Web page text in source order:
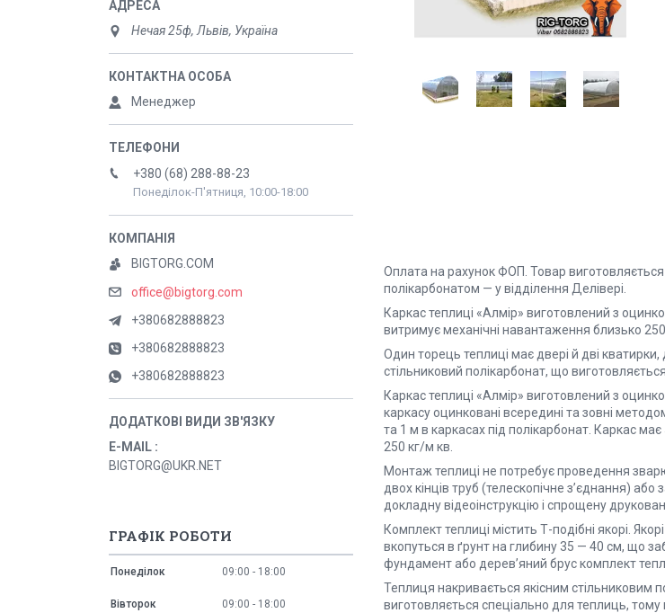
Оплата на рахунок ФОП. Товар
полікарбонатом — у відділення Делівері.
Каркас теплиці «Алмір» виготовлений з
витримує механічні навантаження близько 250
Один торець теплиці має двері й дві
стільниковий полікарбонат, що
Каркас теплиці «Алмір» виготовлений з
каркасу оцинковані всередині та зовні
та 1 м в каркасах під полікарбонат. Каркас
250 кг/м кв.
Монтаж теплиці не потребує проведення
двох кінців труб (телескопічне з’єднання)
докладну відеоінструкцію і спрощену
Комплект теплиці містить Т-подібні якорі.
вкопуться в ґрунт на глибину 35 — 40 см, що
фундамент або дерев’яний брус комплект
Теплиця накривається якісним стільниковим
виготовляється спеціально для теплиць,
Нечая 25ф, Львів, Україна
Менеджер
+380 (68) 288-88-23
Понеділок-П'ятниця, 10:00-18:00
BIGTORG.COM
office@bigtorg.com
+380682888823
+380682888823
+380682888823
E-MAIL
BIGTORG@UKR.NET
ГРАФІК РОБОТИ
Понеділок 09:00 18:00
Вівторок 09:00 18:00